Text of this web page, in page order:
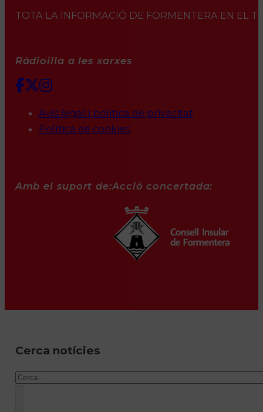
TOTA LA INFORMACIÓ DE FORMENTERA EN EL
Ràdioilla a les xarxes
Avís legal i política de privacitat
Política de cookies
Amb el suport de:Acció concertada:
Cerca notícies
Cercar